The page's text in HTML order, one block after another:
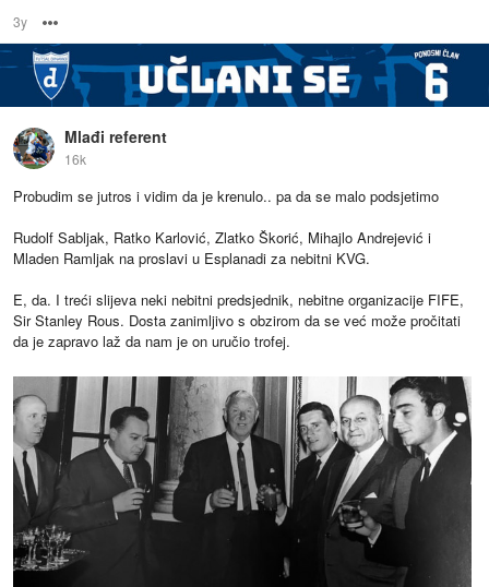
3y
Mlađi referent
16k
Probudim se jutros i vidim da je krenulo.. pa da se malo podsjetimo
Rudolf Sabljak, Ratko Karlović, Zlatko Škorić, Mihajlo Andrejević i
Mladen Ramljak na proslavi u Esplanadi za nebitni KVG.
E, da. I treći slijeva neki nebitni predsjednik, nebitne organizacije FIFE,
Sir Stanley Rous. Dosta zanimljivo s obzirom da se već može pročitati
da je zapravo laž da nam je on uručio trofej.